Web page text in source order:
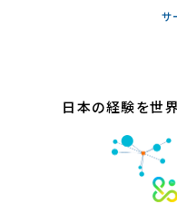
サ
日本の経験を世